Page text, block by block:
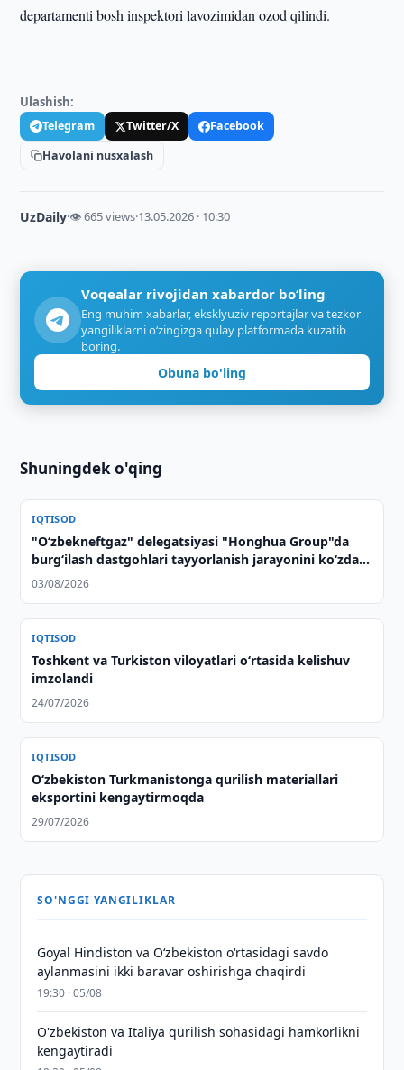
departamenti bosh inspektori lavozimidan ozod qilindi.
Ulashish:
Telegram Twitter/X
Facebook
Havolani nusxalash
UzDaily·👁 665 views·13.05.2026 · 10:30
Voqealar rivojidan xabardor bo‘ling
Eng muhim xabarlar, eksklyuziv reportajlar va tezkor
yangiliklarni o‘zingizga qulay platformada kuzatib
boring.
Obuna bo'ling
Shuningdek o'qing
IQTISOD
"O‘zbekneftgaz" delegatsiyasi "Honghua Group"da
burg‘ilash dastgohlari tayyorlanish jarayonini ko‘zdan
kechirdi
03/08/2026
IQTISOD
Toshkent va Turkiston viloyatlari oʻrtasida kelishuv
imzolandi
24/07/2026
IQTISOD
Oʻzbekiston Turkmanistonga qurilish materiallari
eksportini kengaytirmoqda
29/07/2026
SO'NGGI YANGILIKLAR
Goyal Hindiston va Oʻzbekiston oʻrtasidagi savdo
aylanmasini ikki baravar oshirishga chaqirdi
19:30 · 05/08
O'zbekiston va Italiya qurilish sohasidagi hamkorlikni
kengaytiradi